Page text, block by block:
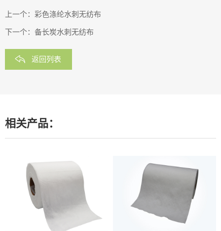
上一个： 彩色涤纶水刺无纺布
下一个： 备长炭水刺无纺布
返回列表
相关产品：